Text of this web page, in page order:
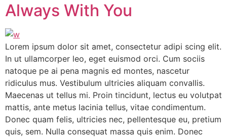
Always With You
Lorem ipsum dolor sit amet, consectetur adipi scing elit.
In ut ullamcorper leo, eget euismod orci. Cum sociis
natoque pe ai pena magnis ed montes, nascetur
ridiculus mus. Vestibulum ultricies aliquam convallis.
Maecenas ut tellus mi. Proin tincidunt, lectus eu volutpat
mattis, ante metus lacinia tellus, vitae condimentum.
Donec quam felis, ultricies nec, pellentesque eu, pretium
quis, sem. Nulla consequat massa quis enim. Donec